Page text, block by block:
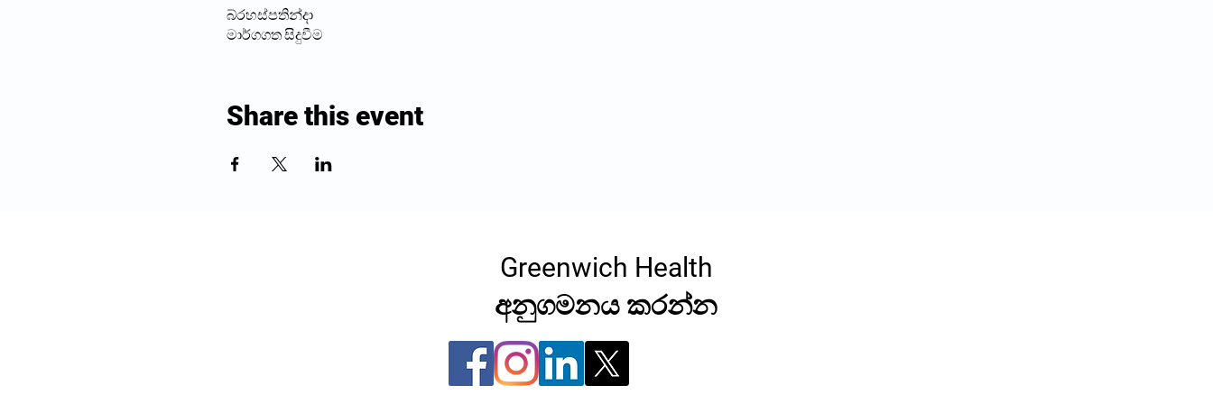
බ්රහස්පතින්දා
මාර්ගගත සිදුවීම
Share this event
Greenwich Health
අනුගමනය කරන්න